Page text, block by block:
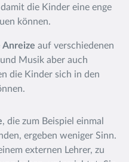
die Kinder eine enge
können.
Anreize auf verschiedenen
Musik aber auch
die Kinder sich in den
, die zum Beispiel einmal
ergeben weniger Sinn.
externen Lehrer, zu